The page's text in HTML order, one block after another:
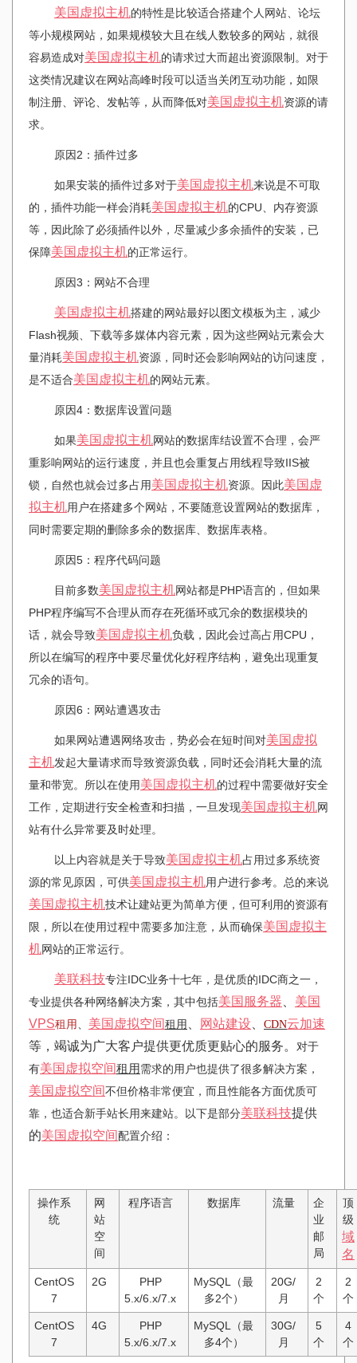
美国 虚拟主机的特性是比较适合搭建个人网站、论坛
等小规模网站，如果规模较大且在线人数较多的网站，就很
容易造成对美国 虚拟主机的请求过大而超出资源限制。对于
这类情况建议在网站高峰时段可以适当关闭互动功能，如限
制注册、评论、发帖等，从而降低对美国 虚拟主机资源的请
求。
原因2：插件过多
如果安装的插件过多对于美国 虚拟主机来说是不可取
的，插件功能一样会消耗美国 虚拟主机的CPU、内存资源
等，因此除了必须插件以外，尽量减少多余插件的安装，已
保障美国 虚拟主机的正常运行。
原因3：网站不合理
美国 虚拟主机搭建的网站最好以图文模板为主，减少
Flash视频、下载等多媒体内容元素，因为这些网站元素会大
量消耗美国 虚拟主机资源，同时还会影响网站的访问速度，
是不适合美国 虚拟主机的网站元素。
原因4：数据库设置问题
如果美国 虚拟主机网站的数据库结设置不合理，会严
重影响网站的运行速度，并且也会重复占用线程导致IIS被
锁，自然也就会过多占用美国 虚拟主机资源。因此美国 虚
拟主机用户在搭建多个网站，不要随意设置网站的数据库，
同时需要定期的删除多余的数据库、数据库表格。
原因5：程序代码问题
目前多数美国 虚拟主机网站都是PHP语言的，但如果
PHP程序编写不合理从而存在死循环或冗余的数据模块的
话，就会导致美国 虚拟主机负载，因此会过高占用CPU，
所以在编写的程序中要尽量优化好程序结构，避免出现重复
冗余的语句。
原因6：网站遭遇攻击
如果网站遭遇网络攻击，势必会在短时间对美国 虚拟
主机发起大量请求而导致资源负载，同时还会消耗大量的流
量和带宽。所以在使用美国 虚拟主机的过程中需要做好安全
工作，定期进行安全检查和扫描，一旦发现美国 虚拟主机网
站有什么异常要及时处理。
以上内容就是关于导致美国 虚拟主机占用过多系统资
源的常见原因，可供美国 虚拟主机用户进行参考。总的来说
美国 虚拟主机技术让建站更为简单方便，但可利用的资源有
限，所以在使用过程中需要多加注意，从而确保美国 虚拟主
机网站的正常运行。
美联科技专注IDC业务十七年，是优质的IDC商之一，
专业提供各种网络解决方案，其中包括美国服务器
美国
VPS租用 美国虚拟空间租用 网站建设 CDN云加速
等，竭诚为广大客户提供更优质更贴心的服务。
对于
有美国虚拟空间租用 需求的用户也提供了很多解决方案，
美国虚拟空间不但价格非常便宜，而且性能各方面优质可
靠，也适合新手站长用来建站。以下是部分美联科技提供
的美国虚拟空间配置介绍：
操作系
统
网
站
空
间
程序语言 数据库 流量
企
业
邮
局
顶
级
域
名
CentOS
7
2G
PHP
5.x/6.x/7.x
MySQL（最
多2个）
20G/
月
2
个
2
个
CentOS
7
4G
PHP
5.x/6.x/7.x
MySQL（最
多4个）
30G/
月
5
个
4
个